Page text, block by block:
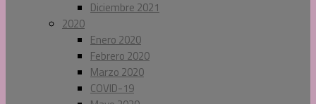
Diciembre 2021
2020
Enero 2020
Febrero 2020
Marzo 2020
COVID-19